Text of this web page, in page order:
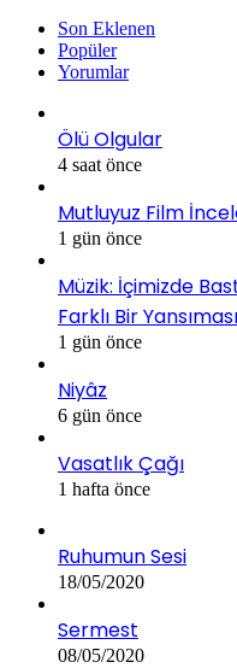
Son Eklenen
Popüler
Yorumlar
Ölü Olgular
4 saat önce
Mutluyuz Film
1 gün önce
Müzik: İçimizde
Farklı Bir
1 gün önce
Niyâz
6 gün önce
Vasatlık Çağı
1 hafta önce
Ruhumun Sesi
18/05/2020
Sermest
08/05/2020